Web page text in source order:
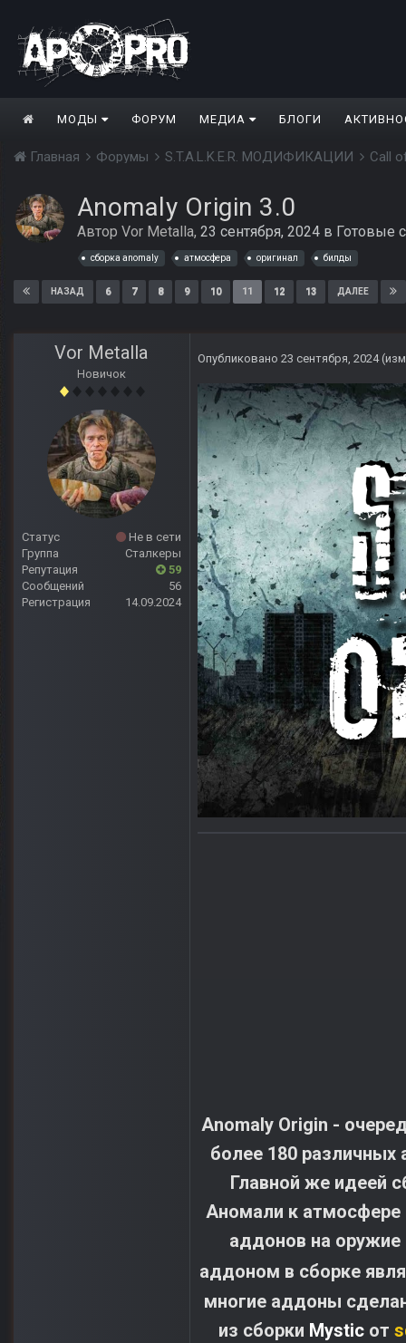
МОДЫ ФОРУМ МЕДИА БЛОГИ
Главная Форумы S.T.A.L.K.E.R. МОДИФИКАЦИИ Call
Anomaly Origin 3.0
Автор Vor Metalla, 23 сентября, 2024 в Готовые
сборка anomaly атмосфера оригинал билды
НАЗАД 6 7 8 9 10 11 12 13 ДАЛЕЕ
Vor Metalla
Новичок
Статус
Не в сети
Группа
Сталкеры
Репутация
59
Сообщений
56
Регистрация
14.09.2024
Опубликовано 23 сентября, 2024
Anomaly Origin -
более 180 различных
Главной же идеей
Аномали к атмосфере
аддонов на
аддоном в сборке
многие аддоны
из сборки Mystic от